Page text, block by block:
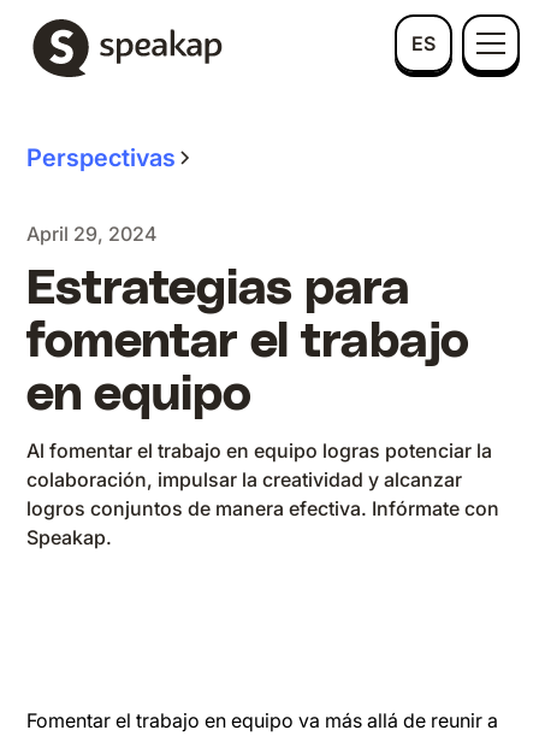
ES
Perspectivas
April 29, 2024
Estrategias para
fomentar el trabajo
en equipo
Al fomentar el trabajo en equipo logras potenciar la
colaboración, impulsar la creatividad y alcanzar
logros conjuntos de manera efectiva. Infórmate con
Speakap.
Fomentar el trabajo en equipo va más allá de reunir a